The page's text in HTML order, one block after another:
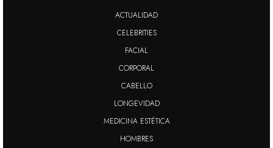
ACTUALIDAD
CELEBRITIES
FACIAL
CORPORAL
CABELLO
LONGEVIDAD
MEDICINA ESTÉTICA
HOMBRES